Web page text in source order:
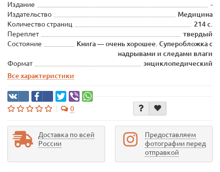
Издание
-
Издательство
Медицина
Количество страниц
214 с.
Переплет
твердый
Состояние
Книга — очень хорошее. Суперобложка с
надрывами и следами влаги
Формат
энциклопедический
Все характеристики
0
Доставка по всей
России
Предоставляем
фотографии перед
отправкой